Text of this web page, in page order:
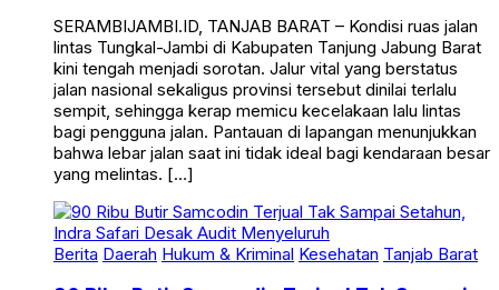
SERAMBIJAMBI.ID, TANJAB BARAT – Kondisi ruas jalan
lintas Tungkal-Jambi di Kabupaten Tanjung Jabung Barat
kini tengah menjadi sorotan. Jalur vital yang berstatus
jalan nasional sekaligus provinsi tersebut dinilai terlalu
sempit, sehingga kerap memicu kecelakaan lalu lintas
bagi pengguna jalan. Pantauan di lapangan menunjukkan
bahwa lebar jalan saat ini tidak ideal bagi kendaraan besar
yang melintas. […]
Berita Daerah Hukum & Kriminal Kesehatan Tanjab Barat